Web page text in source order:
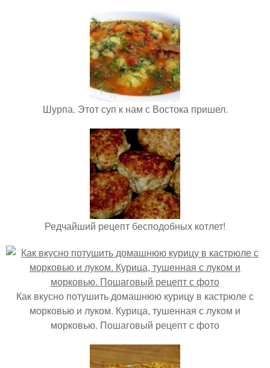
Шурпа. Этот суп к нам с Востока пришел.
Редчайший рецепт бесподобных котлет!
Как вкусно потушить домашнюю курицу в кастрюле с
морковью и луком. Курица, тушенная с луком и
морковью. Пошаговый рецепт с фото